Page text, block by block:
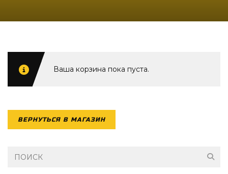
Ваша корзина пока пуста.
ВЕРНУТЬСЯ В МАГАЗИН